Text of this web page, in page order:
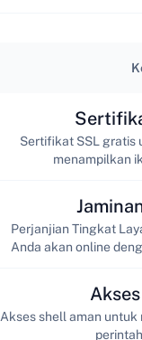
Sertifikat SSL gratis
menampilkan
Perjanjian Tingkat
Anda akan online
Akses shell aman